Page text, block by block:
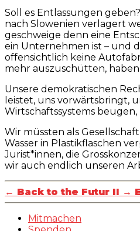
Soll es Entlassungen
nach Slowenien verlagert
geschweige denn eine
ein Unternehmen ist – und
offensichtlich keine
mehr auszuschütten,
Unsere demokratischen
leistet, uns vorwärtsbringt,
Wirtschaftssystems
Wir müssten als
Wasser in Plastikflaschen
Jurist*innen, die
wir auch endlich unseren
← Back to the Futur II →
Mitmachen